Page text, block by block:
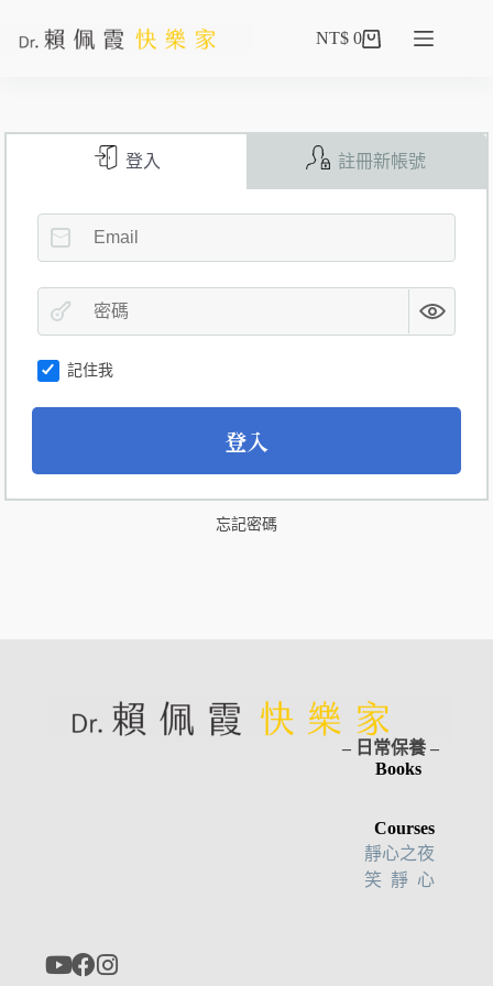
NT$ 0
登入 註冊新帳號
記住我
t
e
r
n
a
登入
忘記密碼
– 日常保養 –
Books
Courses
靜心之夜
笑 靜 心